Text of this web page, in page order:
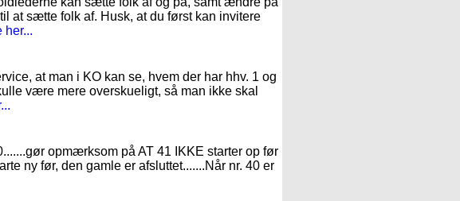
at sætte folk af. Husk, at du først kan invitere
her...
at man i KO kan se, hvem der har hhv. 1 og
være mere overskueligt, så man ikke skal
opmærksom på AT 41 IKKE starter op før
ny før, den gamle er afsluttet.......Når nr. 40 er